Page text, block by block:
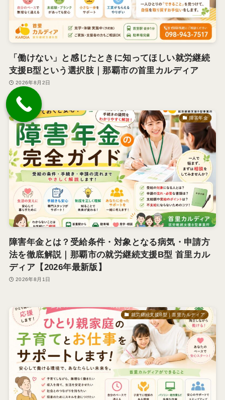
「働けない」と感じたときに知ってほしい就労継続
支援B型という選択肢｜那覇市の首里カルディア
2026年8月2日
障害年金
障害年金とは？受給条件・対象となる病気・申請方
法を徹底解説｜那覇市の就労継続支援B型 首里カル
ディア【2026年最新版】
2026年8月1日
就労継続支援B型｜首里カルディア